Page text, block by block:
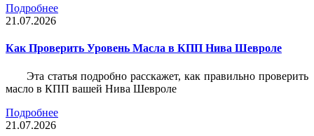
Подробнее
21.07.2026
Как Проверить Уровень Масла в КПП Нива Шевроле
Эта статья подробно расскажет, как правильно проверить
масло в КПП вашей Нива Шевроле
Подробнее
21.07.2026